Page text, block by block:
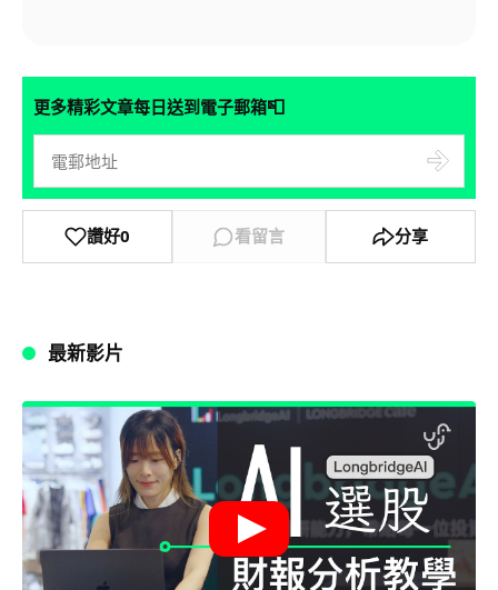
更多精彩文章每日送到電子郵箱📮
讚好0 看留言 分享
最新影片